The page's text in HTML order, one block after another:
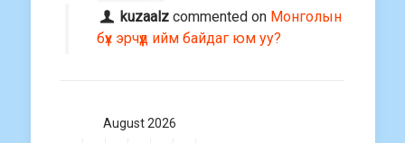
kuzaalz commented on Монголын
бүх эрчүүд ийм байдаг юм уу?
August 2026